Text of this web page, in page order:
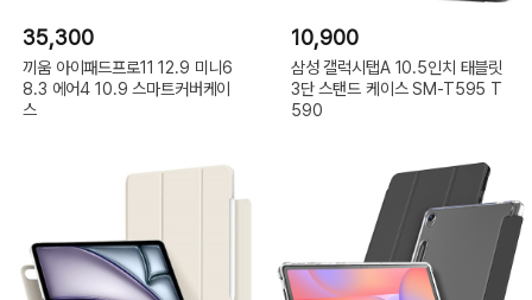
35,300
끼움 아이패드프로11 12.9 미니6
8.3 에어4 10.9 스마트커버케이
스
10,900
삼성 갤럭시탭A 10.5인치 태블릿
3단 스탠드 케이스 SM-T595 T
590